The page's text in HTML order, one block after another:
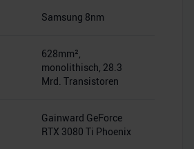
Samsung 8nm
628mm²,
monolithisch, 28.3
Mrd. Transistoren
Gainward GeForce
RTX 3080 Ti Phoenix